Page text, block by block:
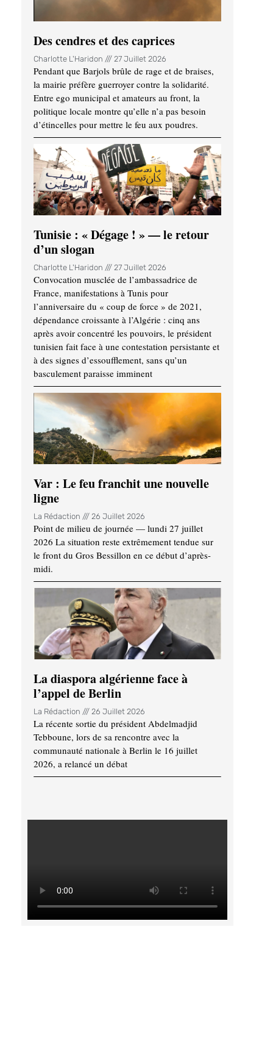
Des cendres et des caprices
Charlotte L'Haridon 27 Juillet 2026
Pendant que Barjols brûle de rage et de braises,
la mairie préfère guerroyer contre la solidarité.
Entre ego municipal et amateurs au front, la
politique locale montre qu’elle n’a pas besoin
d’étincelles pour mettre le feu aux poudres.
Tunisie : « Dégage ! » — le retour
d’un slogan
Charlotte L'Haridon 27 Juillet 2026
Convocation musclée de l’ambassadrice de
France, manifestations à Tunis pour
l’anniversaire du « coup de force » de 2021,
dépendance croissante à l’Algérie : cinq ans
après avoir concentré les pouvoirs, le président
tunisien fait face à une contestation persistante et
à des signes d’essoufflement, sans qu’un
basculement paraisse imminent
Var : Le feu franchit une nouvelle
ligne
La Rédaction 26 Juillet 2026
Point de milieu de journée — lundi 27 juillet
2026 La situation reste extrêmement tendue sur
le front du Gros Bessillon en ce début d’après-
midi.
La diaspora algérienne face à
l’appel de Berlin
La Rédaction 26 Juillet 2026
La récente sortie du président Abdelmadjid
Tebboune, lors de sa rencontre avec la
communauté nationale à Berlin le 16 juillet
2026, a relancé un débat